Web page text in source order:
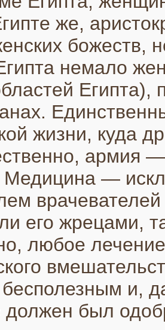
же,
божеств,
немало
Египта),
жизни, куда
армия
—
его жрецами,
любое
бесполезным и,
должен был